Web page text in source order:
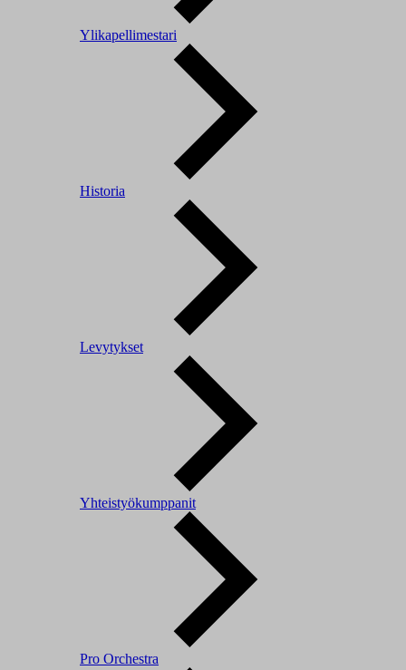
Ylikapellimestari
Historia
Levytykset
Yhteistyökumppanit
Pro Orchestra